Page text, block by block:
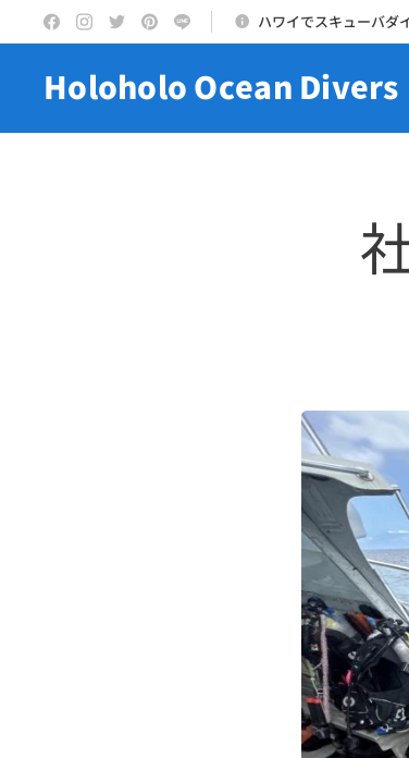
ハワイでスキューバダ
Holoholo Ocean Divers